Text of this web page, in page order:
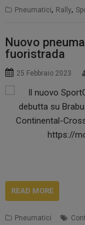
Pneumatici, Rally,
Nuovo
fuoristrada
25 Febbraio 2023
READ MORE
Pneumatici